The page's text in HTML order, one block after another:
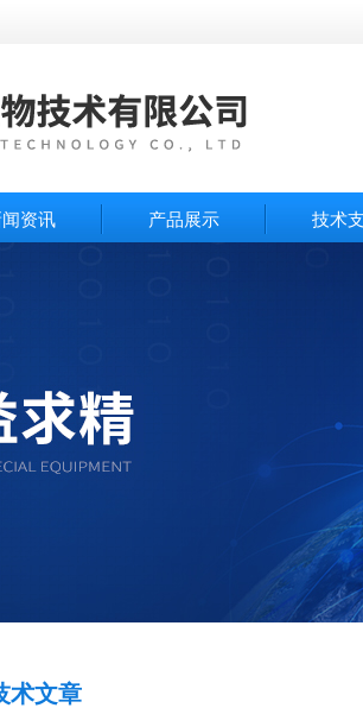
资讯 产品展示 技术
术文章